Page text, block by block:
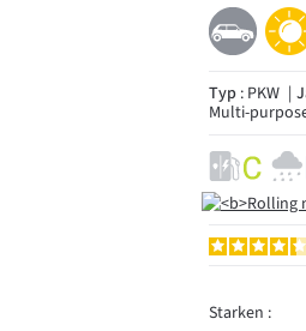
Typ: PKW
Multi-
Starken :